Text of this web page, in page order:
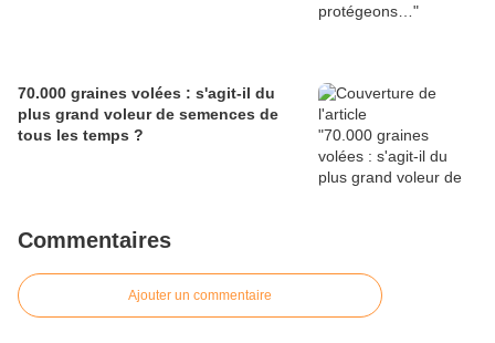
70.000 graines volées : s'agit-il du
plus grand voleur de semences de
tous les temps ?
Commentaires
Ajouter un commentaire